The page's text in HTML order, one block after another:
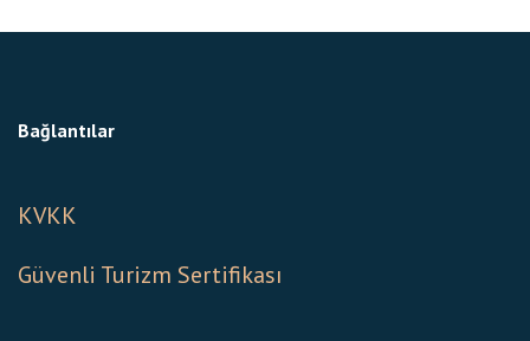
Bağlantılar
KVKK
Güvenli Turizm Sertifikası